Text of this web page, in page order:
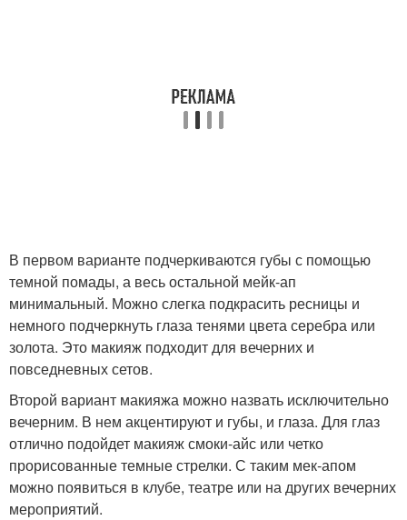
В первом варианте подчеркиваются губы с помощью
темной помады, а весь остальной мейк-ап
минимальный. Можно слегка подкрасить ресницы и
немного подчеркнуть глаза тенями цвета серебра или
золота. Это макияж подходит для вечерних и
повседневных сетов.
Второй вариант макияжа можно назвать исключительно
вечерним. В нем акцентируют и губы, и глаза. Для глаз
отлично подойдет макияж смоки-айс или четко
прорисованные темные стрелки. С таким мек-апом
можно появиться в клубе, театре или на других вечерних
мероприятий.